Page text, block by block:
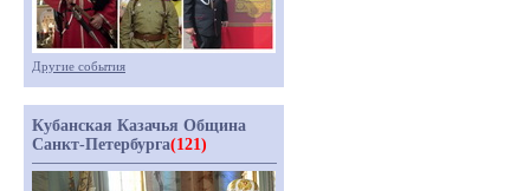
Другие события
Кубанская Казачья Община
Санкт-Петербурга(121)